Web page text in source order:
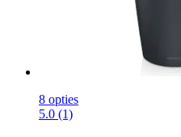
8 opties
5.0 (1)